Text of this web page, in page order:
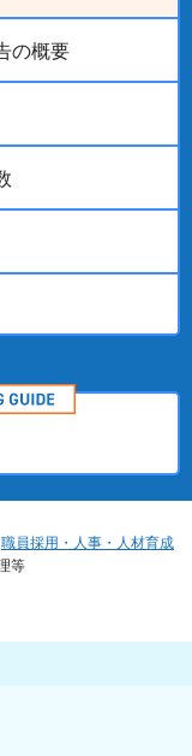
の概要
職員採用・人事・人材育成
等